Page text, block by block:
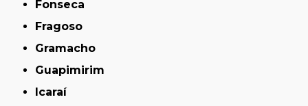
Fonseca
Fragoso
Gramacho
Guapimirim
Icaraí